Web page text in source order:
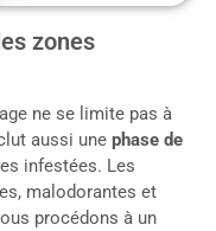
zones
ne se limite pas à
aussi une phase de
infestées. Les
malodorantes et
procédons à un